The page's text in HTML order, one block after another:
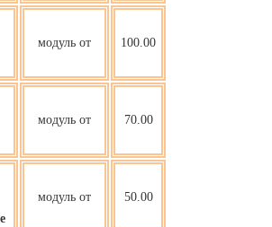
модуль от 100.00
модуль от 70.00
модуль от 50.00